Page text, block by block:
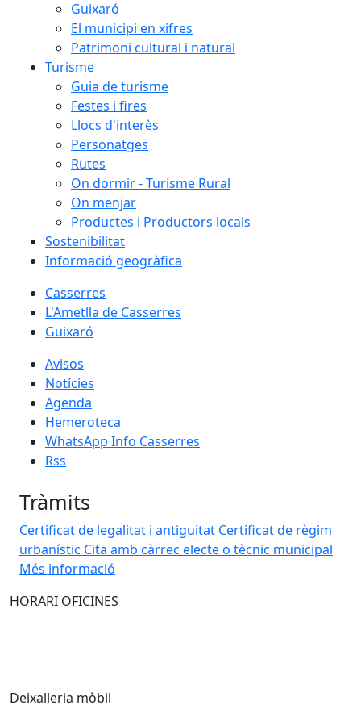
Guixaró
El municipi en xifres
Patrimoni cultural i natural
Turisme
Guia de turisme
Festes i fires
Llocs d'interès
Personatges
Rutes
On dormir - Turisme Rural
On menjar
Productes i Productors locals
Sostenibilitat
Informació geogràfica
Casserres
L'Ametlla de Casserres
Guixaró
Avisos
Notícies
Agenda
Hemeroteca
WhatsApp Info Casserres
Rss
Tràmits
Certificat de legalitat i antiguitat Certificat de règim
urbanístic Cita amb càrrec electe o tècnic municipal
Més informació
HORARI OFICINES
Deixalleria mòbil